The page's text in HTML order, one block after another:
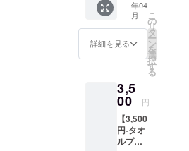
る内容
は掲載
をお断
りする
す。」
期限は
なし」
・パト
ロン様
ER入り
口に掲
載
※「支援
時、必
ず備考
CLAPP
ERラバ
バン仲
間入り
・
CLAPP
入りオ
リジナ
ルラバ
バン ・
CLAPP
ERで使
年04
月
詳細を見る
こ
の
リ
タ
ー
ン
を
選
択
す
る
3,5
00 円
【3,500
円-タオ
ルプラ